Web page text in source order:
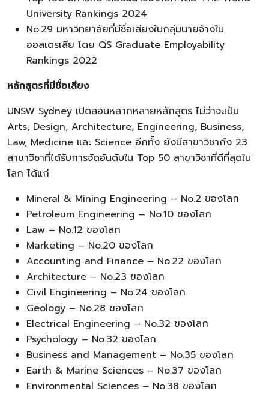
University Rankings 2024
No.29 มหาวิทยาลัยที่มีชื่อเสียงในกลุ่มนายจ้างใน
ออสเตรเลีย โดย QS Graduate Employability
Rankings 2022
หลักสูตรที่มีชื่อเสียง
UNSW Sydney เปิดสอนหลากหลายหลักสูตร ไม่ว่าจะเป็น
Arts, Design, Architecture, Engineering, Business,
Law, Medicine และ Science อีกทั้ง ยังมีสาขาวิชาถึง 23
สาขาวิชาที่ได้รับการจัดอันดับใน Top 50 สาขาวิชาที่ดีที่สุดใน
โลก ได้แก่
Mineral & Mining Engineering – No.2 ของโลก
Petroleum Engineering – No.10 ของโลก
Law – No.12 ของโลก
Marketing – No.20 ของโลก
Accounting and Finance – No.22 ของโลก
Architecture – No.23 ของโลก
Civil Engineering – No.24 ของโลก
Geology – No.28 ของโลก
Electrical Engineering – No.32 ของโลก
Psychology – No.32 ของโลก
Business and Management – No.35 ของโลก
Earth & Marine Sciences – No.37 ของโลก
Environmental Sciences – No.38 ของโลก